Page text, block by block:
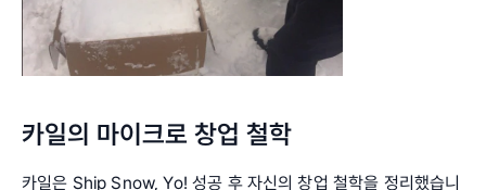
카일의 마이크로 창업 철학
카일은 Ship Snow, Yo! 성공 후 자신의 창업 철학을 정리했습니